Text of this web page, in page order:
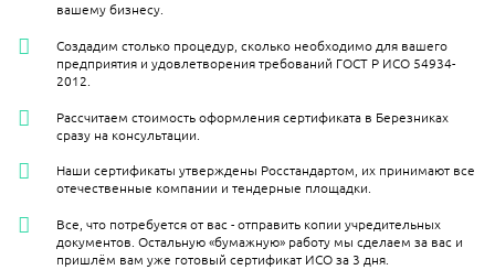
вашему бизнесу.
Создадим столько процедур, сколько необходимо для вашего
предприятия и удовлетворения требований ГОСТ Р ИСО 54934-
2012.
Рассчитаем стоимость оформления сертификата в Березниках
сразу на консультации.
Наши сертификаты утверждены Росстандартом, их принимают все
отечественные компании и тендерные площадки.
Все, что потребуется от вас - отправить копии учредительных
документов. Остальную «бумажную» работу мы сделаем за вас и
пришлём вам уже готовый сертификат ИСО за 3 дня.